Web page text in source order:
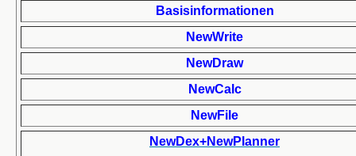
Basisinformationen
NewWrite
NewDraw
NewCalc
NewFile
NewDex+NewPlanner